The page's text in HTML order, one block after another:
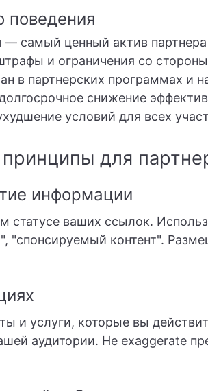
поведения
— самый ценный актив партнера
и ограничения со стороны
в партнерских программах и
снижение
условий для всех
для
информации
статусе ваших ссылок.
"спонсируемый контент".
и услуги, которые вы
аудитории. Не exaggerate